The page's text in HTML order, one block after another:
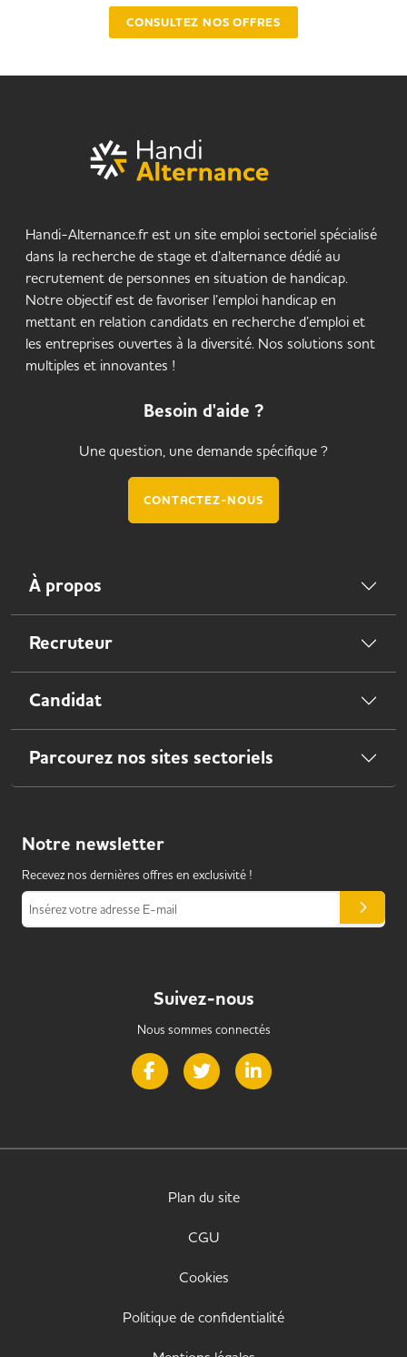
CONSULTEZ NOS OFFRES
Handi-Alternance.fr est un site emploi sectoriel spécialisé
dans la recherche de stage et d’alternance dédié au
recrutement de personnes en situation de handicap.
Notre objectif est de favoriser l’emploi handicap en
mettant en relation candidats en recherche d’emploi et
les entreprises ouvertes à la diversité. Nos solutions sont
multiples et innovantes !
Besoin d'aide ?
Une question, une demande spécifique ?
CONTACTEZ-NOUS
À propos
Recruteur
Candidat
Parcourez nos sites sectoriels
Notre newsletter
Recevez nos dernières offres en exclusivité !
Insérez votre adresse E-mail
Suivez-nous
Nous sommes connectés
Page Facebook de Handi Alternance
Page Twitter de Handi Alternance
Plan du site
CGU
Cookies
Politique de confidentialité